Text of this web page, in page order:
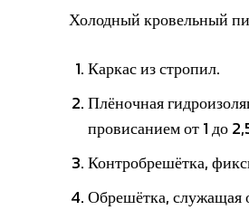
Холодный кровельный
Каркас из стропил.
Плёночная
провисанием от 1 до
Контробрешётка,
Обрешётка, служащая